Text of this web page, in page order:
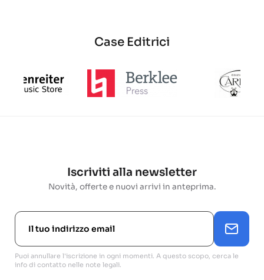
Case Editrici
Iscriviti alla newsletter
Novità, offerte e nuovi arrivi in anteprima.
Puoi annullare l'iscrizione in ogni momenti. A questo scopo, cerca le
info di contatto nelle note legali.